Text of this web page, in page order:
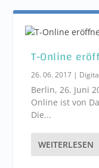
T-Online
26. 06. 2017 |
Berlin, 26. Juni
Online ist von
Die...
WEITERLESEN